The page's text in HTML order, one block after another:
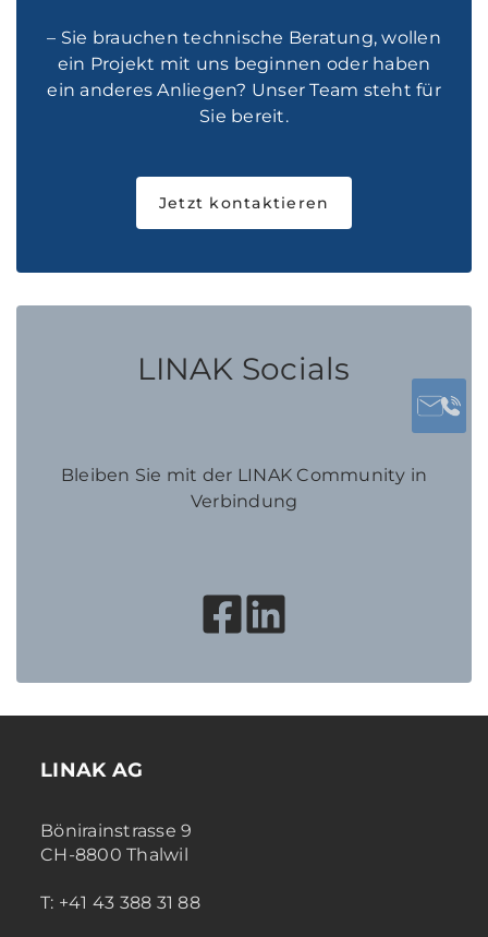
– Sie brauchen technische Beratung, wollen
ein Projekt mit uns beginnen oder haben
ein anderes Anliegen? Unser Team steht für
Sie bereit.
Jetzt kontaktieren
LINAK Socials
Bleiben Sie mit der LINAK Community in
Verbindung
LINAK AG
Bönirainstrasse 9
CH-8800 Thalwil
T: +41 43 388 31 88